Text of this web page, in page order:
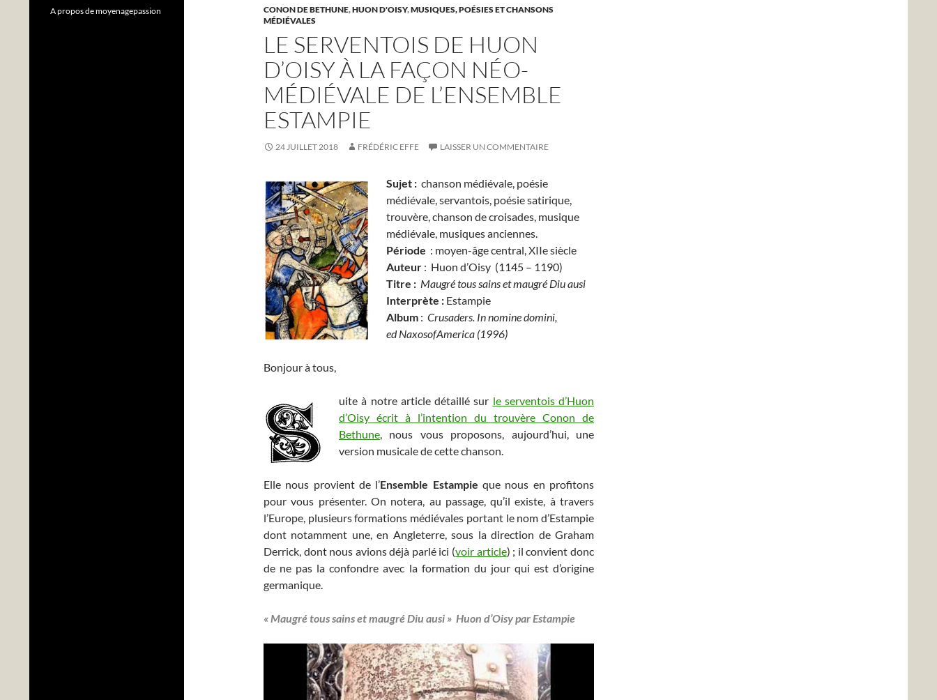
CONON DE BETHUNE,HUON D'OISY,MUSIQUES, POÉSIES ET CHANSONS
MÉDIÉVALES
LE SERVENTOIS DE HUON
D’OISY À LA FAÇON NÉO-
MÉDIÉVALE DE L’ENSEMBLE
ESTAMPIE
24 JUILLET 2018 FRÉDÉRIC EFFE LAISSER UN COMMENTAIRE
Sujet : chanson médiévale, poésie
médiévale, servantois, poésie satirique,
trouvère, chanson de croisades, musique
médiévale, musiques anciennes.
Période : moyen-âge central, XIIe siècle
Auteur : Huon d’Oisy (1145 – 1190)
Titre : Maugré tous sains et maugré Diu ausi
Interprète : Estampie
Album : Crusaders. In nomine domini,
ed NaxosofAmerica (1996)
Bonjour à tous,
uite à notre article détaillé sur le serventois d’Huon
d’Oisy écrit à l’intention du trouvère Conon de
Bethune, nous vous proposons, aujourd’hui, une
version musicale de cette chanson.
Elle nous provient de l’Ensemble Estampie que nous en profitons
pour vous présenter. On notera, au passage, qu’il existe, à travers
l’Europe, plusieurs formations médiévales portant le nom d’Estampie
dont notamment une, en Angleterre, sous la direction de Graham
Derrick, dont nous avions déjà parlé ici (voir article) ; il convient donc
de ne pas la confondre avec la formation du jour qui est d’origine
germanique.
« Maugré tous sains et maugré Diu ausi » Huon d’Oisy par Estampie
A propos de moyenagepassion